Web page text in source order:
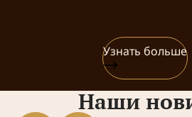
Узнать больше
Наши